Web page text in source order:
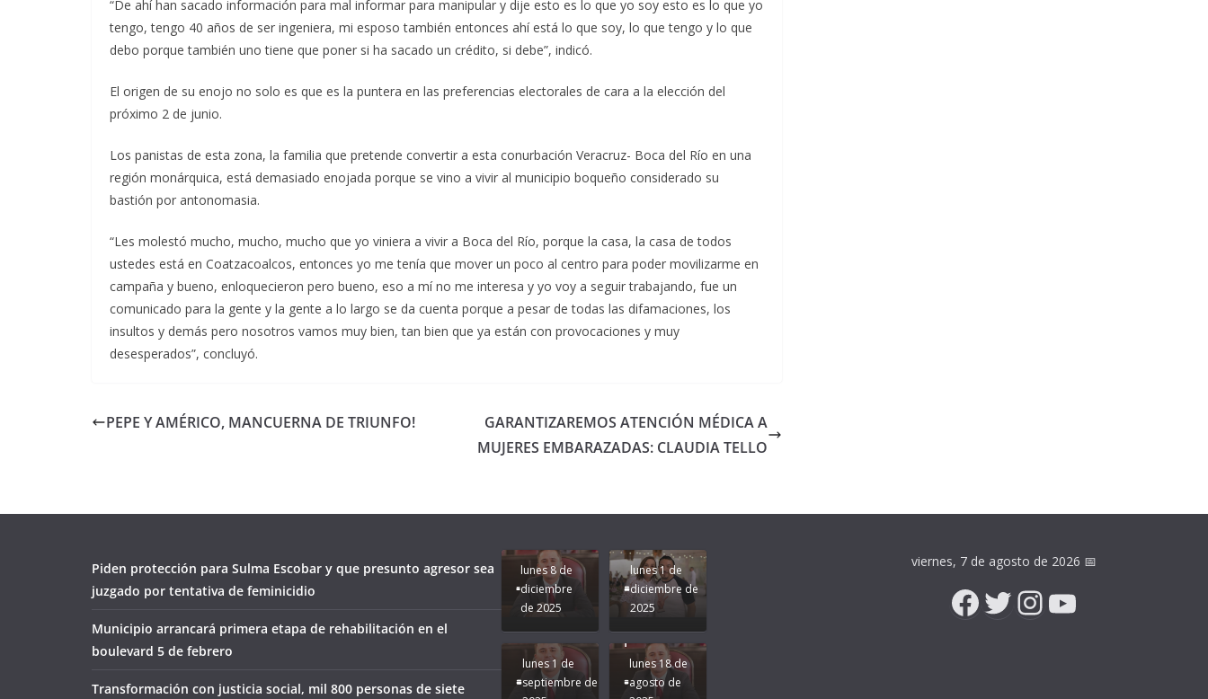
“De ahí han sacado información para mal informar para manipular y dije esto es lo que yo soy esto es lo que yo
tengo, tengo 40 años de ser ingeniera, mi esposo también entonces ahí está lo que soy, lo que tengo y lo que
debo porque también uno tiene que poner si ha sacado un crédito, si debe”, indicó.
El origen de su enojo no solo es que es la puntera en las preferencias electorales de cara a la elección del
próximo 2 de junio.
Los panistas de esta zona, la familia que pretende convertir a esta conurbación Veracruz- Boca del Río en una
región monárquica, está demasiado enojada porque se vino a vivir al municipio boqueño considerado su
bastión por antonomasia.
“Les molestó mucho, mucho, mucho que yo viniera a vivir a Boca del Río, porque la casa, la casa de todos
ustedes está en Coatzacoalcos, entonces yo me tenía que mover un poco al centro para poder movilizarme en
campaña y bueno, enloquecieron pero bueno, eso a mí no me interesa y yo voy a seguir trabajando, fue un
comunicado para la gente y la gente a lo largo se da cuenta porque a pesar de todas las difamaciones, los
insultos y demás pero nosotros vamos muy bien, tan bien que ya están con provocaciones y muy
desesperados”, concluyó.
PEPE Y AMÉRICO, MANCUERNA DE TRIUNFO!
GARANTIZAREMOS ATENCIÓN MÉDICA A
MUJERES EMBARAZADAS: CLAUDIA TELLO
Piden protección para Sulma Escobar y que presunto agresor sea
juzgado por tentativa de feminicidio
Municipio arrancará primera etapa de rehabilitación en el
boulevard 5 de febrero
Transformación con justicia social, mil 800 personas de siete
Unamos
lunes 8 de
diciembre
de 2025
lunes 1 de
diciembre de
2025
Apoyo y
Seguimos la
Ruta que
Marca
Nuestra
Rocío Nahle.
lunes 1 de
septiembre de
Pongamos
de moda;
San
Andrés
Tuxtla
presente.
lunes 18 de
agosto de
viernes, 7 de agosto de 2026 📅
Facebook
Twitter
Instagram
YouTube